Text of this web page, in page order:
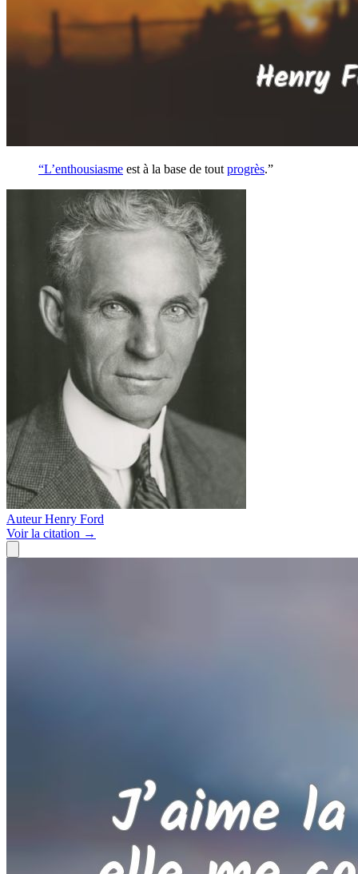
“L’enthousiasme est à la base de tout progrès.”
Auteur Henry Ford
Voirla citation →